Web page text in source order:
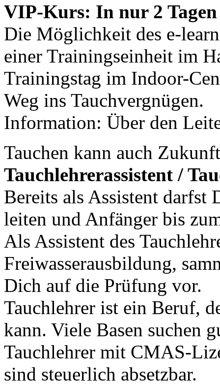
VIP-Kurs: In nur 2
Die Möglichkeit des e-
einer Trainingseinheit im
Trainingstag im Indoor-
Weg ins Tauchvergnügen.
Information: Über den
Tauchen kann auch
Tauchlehrerassistent /
Bereits als Assistent darfst
leiten und Anfänger bis
Als Assistent des
Freiwasserausbildung,
Dich auf die Prüfung vor.
Tauchlehrer ist ein Beruf,
kann. Viele Basen suchen
Tauchlehrer mit CMAS-
sind steuerlich absetzbar.